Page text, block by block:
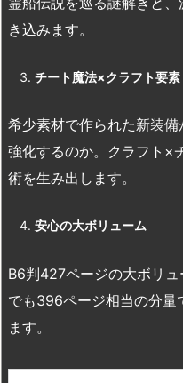
き込みます。
チート魔法×クラフト要素
希少素材で作られた新装
強化するのか。クラフト×
術を生み出します。
安心の大ボリューム
B6判427ページの大ボリ
でも396ページ相当の分量
ます。